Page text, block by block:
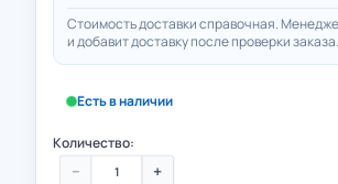
Стоимость доставки справочная.
и добавит доставку после проверки заказа.
Есть в наличии
Количество:
− +